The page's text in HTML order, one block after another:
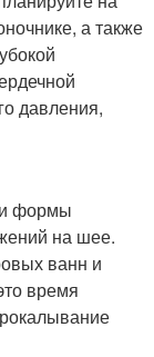
а также
давления,
формы
на шее.
ванн и
время